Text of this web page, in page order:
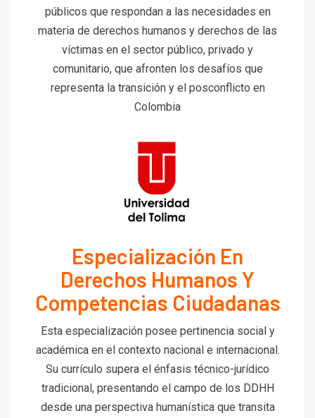
públicos que respondan a las necesidades en
materia de derechos humanos y derechos de las
víctimas en el sector público, privado y
comunitario, que afronten los desafíos que
representa la transición y el posconflicto en
Colombia
Especialización En
Derechos Humanos Y
Competencias Ciudadanas
Esta especialización posee pertinencia social y
académica en el contexto nacional e internacional.
Su currículo supera el énfasis técnico-jurídico
tradicional, presentando el campo de los DDHH
desde una perspectiva humanística que transita